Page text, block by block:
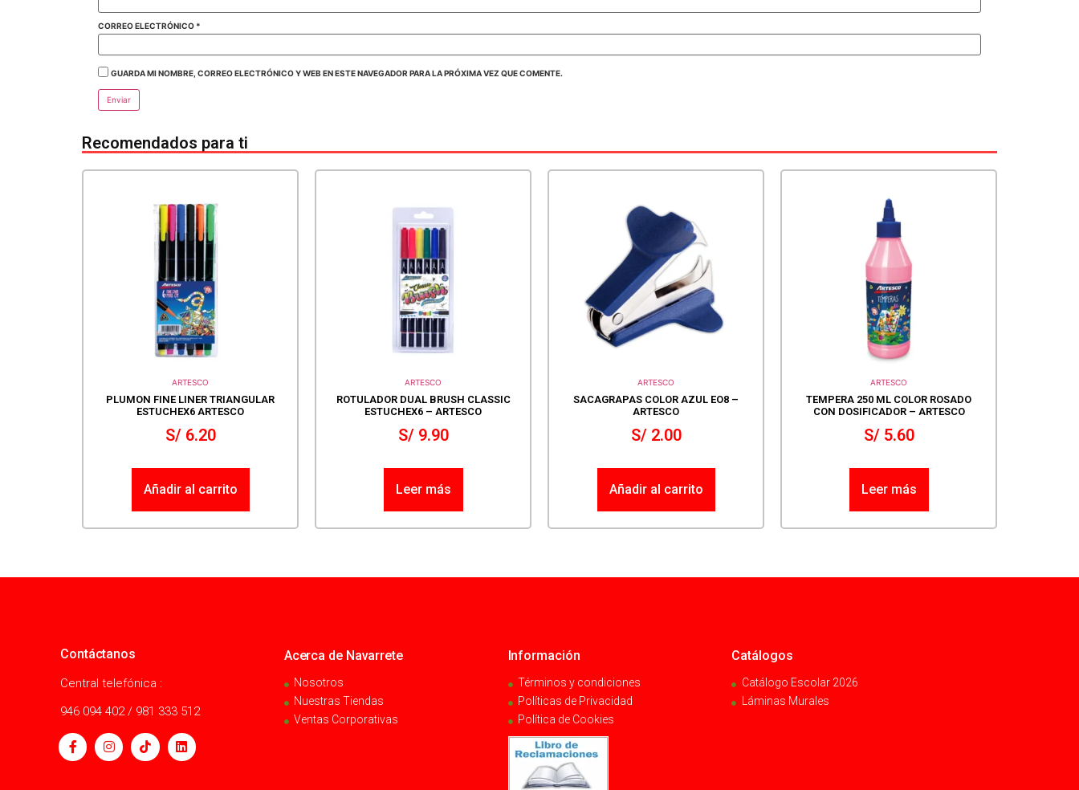
CORREO ELECTRÓNICO *
GUARDA MI NOMBRE, CORREO ELECTRÓNICO Y WEB EN ESTE NAVEGADOR PARA LA PRÓXIMA VEZ QUE COMENTE.
Recomendados para ti
ARTESCO
PLUMON FINE LINER TRIANGULAR
ESTUCHEX6 ARTESCO
S/6.20
Añadir al carrito
ARTESCO
ROTULADOR DUAL BRUSH CLASSIC
ESTUCHEX6 – ARTESCO
S/9.90
Leer más
ARTESCO
SACAGRAPAS COLOR AZUL EO8 –
ARTESCO
S/2.00
Añadir al carrito
ARTESCO
TEMPERA 250 ML COLOR ROSADO
CON DOSIFICADOR – ARTESCO
S/5.60
Leer más
Contáctanos
Central telefónica :
946 094 402 / 981 333 512
Acerca de Navarrete
Nosotros
Nuestras Tiendas
Ventas Corporativas
Información
Términos y condiciones
Políticas de Privacidad
Política de Cookies
Catálogos
Catálogo Escolar 2026
Láminas Murales